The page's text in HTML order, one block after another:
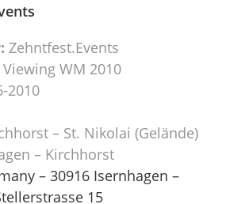
Zehntfest.Events
WM 2010
2010
– St. Nikolai (Gelände)
– Kirchhorst
– 30916 Isernhagen –
15